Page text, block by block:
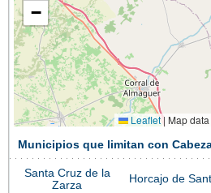
−
Leaflet| Map
Municipios que limitan con
Santa Cruz de la
Zarza
Horcajo de